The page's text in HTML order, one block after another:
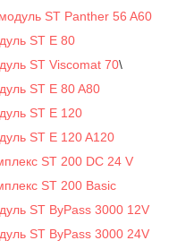
ST Panther 56 A60
ST E 80
ST Viscomat 70\
ST E 80 A80
ST E 120
ST E 120 A120
ST 200 DC 24 V
ST 200 Basic
ST ByPass 3000 12V
ST ByPass 3000 24V